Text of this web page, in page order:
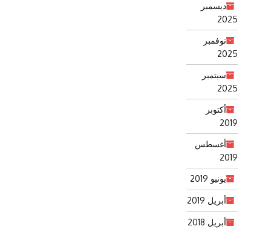
ديسمبر
2025
نوفمبر
2025
سبتمبر
2025
أكتوبر
2019
أغسطس
2019
يونيو 2019
أبريل 2019
أبريل 2018